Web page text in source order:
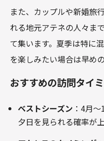
また、カップルや新婚旅
れる地元アテネの人々ま
て集います。夏季は特に
を楽しみたい場合は早め
おすすめの訪問タイ
ベストシーズン ：4月
夕日を見られる確率が上